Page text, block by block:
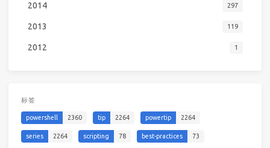
2014 297
2013 119
2012 1
标签
powershell 2360 tip 2264 powertip 2264
series 2264 scripting 78 best-practices 73